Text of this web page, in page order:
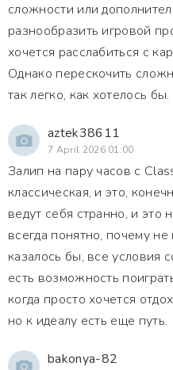
сложности или
разнообразить игровой
хочется расслабиться с
Однако перескочить
так легко, как хотелось бы.
aztek38611
7 April 2026 01:00
Залип на пару часов с
классическая, и это,
ведут себя странно, и это
всегда понятно, почему не
казалось бы, все условия
есть возможность
когда просто хочется
но к идеалу есть еще путь.
bakonya-82